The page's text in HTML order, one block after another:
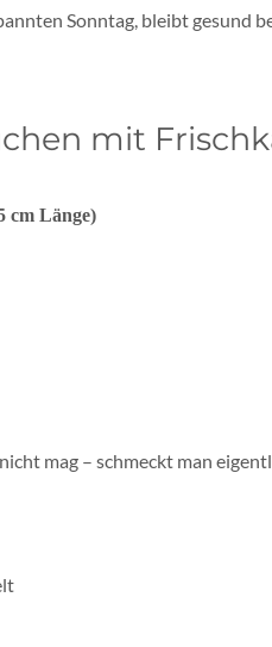
Sonntag, bleibt gesund
mit
cm Länge)
mag – schmeckt man